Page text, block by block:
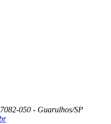
050 - Guarulhos/SP